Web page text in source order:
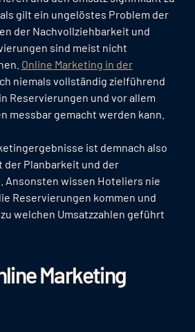
gilt ein ungelöstes Problem der
der Nachvollziehbarkeit und
sind meist nicht
Online Marketing in der
niemals vollständig zielführend
Reservierungen und vor allem
messbar gemacht werden kann.
ist demnach also
der Planbarkeit und der
Ansonsten wissen Hoteliers nie
Reservierungen kommen und
welchen Umsatzzahlen geführt
Marketing